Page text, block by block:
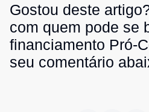
Gostou deste
com quem pode se
financiamento Pró-
seu comentário